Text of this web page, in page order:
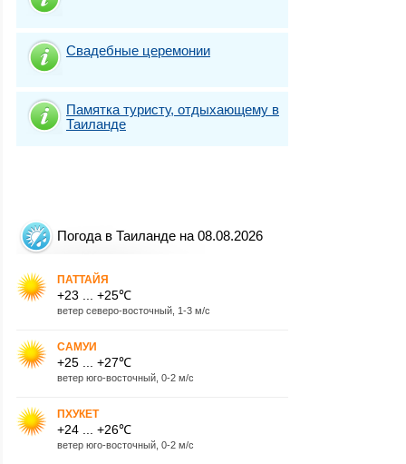
Свадебные церемонии
Памятка туристу, отдыхающему в
Таиланде
Погода в Таиланде на 08.08.2026
ПАТТАЙЯ
+23 ... +25℃
ветер северо-восточный, 1-3 м/с
САМУИ
+25 ... +27℃
ветер юго-восточный, 0-2 м/с
ПХУКЕТ
+24 ... +26℃
ветер юго-восточный, 0-2 м/с